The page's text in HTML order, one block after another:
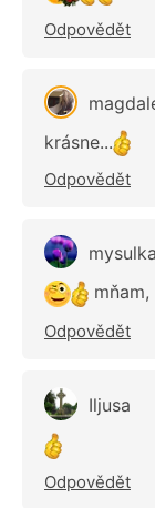
Odpovědět
krásne...
Odpovědět
mysulka
Odpovědět
Iljusa
Odpovědět